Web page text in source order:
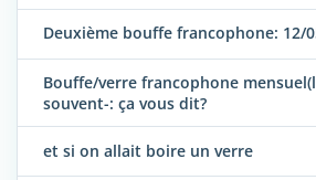
Deuxième bouffe francophone: 12/
Bouffe/verre francophone
souvent-: ça vous dit?
et si on allait boire un verre